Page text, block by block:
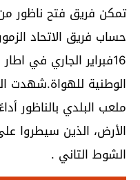
تمكن فريق فتح ناظور
حساب فريق الاتحاد
الوطنية للهواة.شهدت
ملعب البلدي بالناظور
الأرض، الذين سيطروا
الشوط التاني .